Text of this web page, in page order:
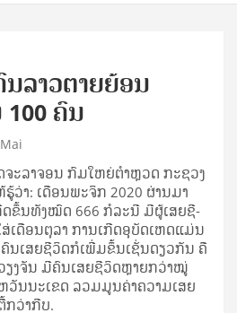
ນລາວຕາຍຍ້ອນ
100 ຄົນ
ະ­ລາ­ຈອນ ກົມ​ໃຫຍ່​ຕຳ­ຫຼວດ ກະ­ຊວງ​
ວ່າ: ເດືອນ​ພະ­ຈິກ 2020 ຜ່ານ​ມາ
ດ​ຂຶ້ນ​ທັງ​ໝົດ 666 ກໍ­ລະ­ນີ ມີ​ຜູ້​ເສຍ​ຊີ­
ເດືອນ​ຕຸ­ລາ ການ​ເກີດ​ອຸ­ບັດ­ເຫດ​ແມ່ນ​
ນ​ເສຍ​ຊີ­ວິດ​ກໍ​ເພີ່ມ​ຂຶ້ນ​ເຊັ່ນ​ດຽວ​ກັນ ຄື
ຽງ​ຈັນ ມີ​ຄົນ​ເສຍ​ຊີ­ວິດ​ຫຼາຍ​ກວ່າ​ໝູ່
ວັນ​ນະ​ເຂດ ລວມ​ມູນ​ຄ່າ​ຄວາມ​ເສຍ​
ກວ່າ​ກີບ.